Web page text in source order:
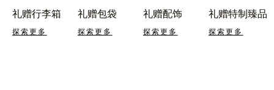
礼赠行李箱
探索更多
礼赠包袋
探索更多
礼赠配饰
探索更多
礼赠特制臻品
探索更多